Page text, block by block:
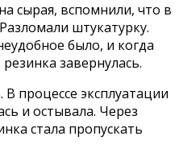
сырая, вспомнили, что в
штукатурку.
было, и когда
завернулась.
процессе эксплуатации
и остывала. Через
стала пропускать